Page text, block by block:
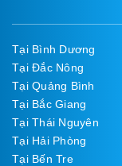
Tại Bình Dương
Tại Đắc Nông
Tại Quảng Bình
Tại Bắc Giang
Tại Thái Nguyên
Tại Hải Phòng
Tại Bến Tre